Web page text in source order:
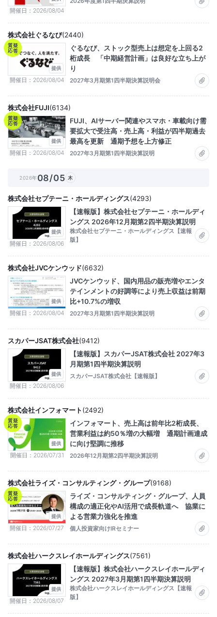
開催日 2026/08/04
質疑
応答
提供
開催日 2026/08/04
株式会社ぐるなび(2440)
ぐるなび、ストック型売上は想定を上回る2
桁成長 「中期経営計画」は良好な立ち上が
り
2027年3月期第1四半期決算説明会
質疑
応答
提供
開催日 2026/08/04
株式会社FUJI(6134)
FUJI、AIサーバー関連やスマホ・車載向け需
要拡大で受注高・売上高・利益が四半期過去
最高を更新 通期予想を上方修正
2027年3月期第1四半期決算説明
2026年08/05 木
提供
開催日 2026/08/06
株式会社セプテーニ・ホールディングス(4293)
【速報版】株式会社セプテーニ・ホールディ
ングス 2026年12月期第2四半期決算説明
株式会社セプテーニ・ホールディングス【速報
版】
提供
開催日 2026/08/04
株式会社JVCケンウッド(6632)
JVCケンウッド、国内用品の販売増やエンタ
テインメントの好調等により売上収益は前期
比+10.7%の増収
2027年3月期第1四半期決算説明
提供
開催日 2026/08/06
スカパーJSAT株式会社(9412)
【速報版】スカパーJSAT株式会社 2027年3
月期第1四半期決算説明
スカパーJSAT株式会社【速報版】
質疑
応答
提供
開催日 2026/07/31
株式会社インフォマート(2492)
インフォマート、売上高は前年比2桁成長、
営業利益は約50％増の大幅増 通期計画達成
に向け堅調に推移
2026年12月期第2四半期決算説明
質疑
応答
提供
開催日 2026/07/27
株式会社ライズ・コンサルティング・グループ(9168)
ライズ・コンサルティング・グループ、人員
構成の適正化やAI活用で成長軌道へ 協業に
よる営業力強化を推進
個人投資家向けIRセミナー
提供
開催日 2026/08/07
株式会社ハークスレイホールディングス(7561)
【速報版】株式会社ハークスレイホールディ
ングス 2027年3月期第1四半期決算説明
株式会社ハークスレイホールディングス【速報
版】